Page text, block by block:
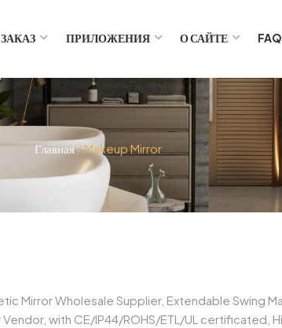
ПРИЛОЖЕНИЯ О САЙТЕ FAQ
Главная/ Makeup Mirror
Mirror Wholesale Supplier, Extendable Swing
with CE/IP44/ROHS/ETL/UL certificated,